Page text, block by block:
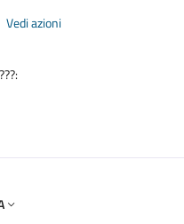
Vedi azioni